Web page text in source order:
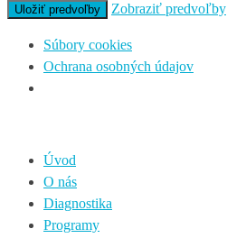
Uložiť predvoľby
Zobraziť predvoľby
Súbory cookies
Ochrana osobných údajov
Úvod
O nás
Diagnostika
Programy